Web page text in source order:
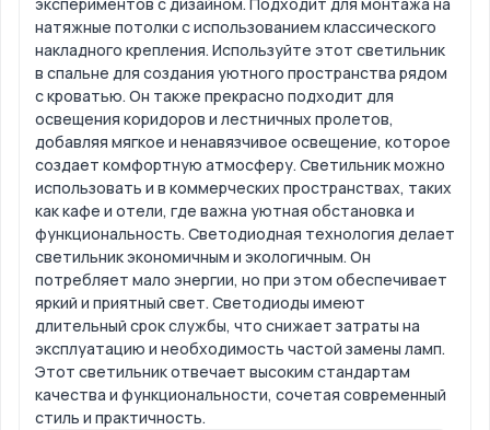
экспериментов с дизайном. Подходит для монтажа на
натяжные потолки с использованием классического
накладного крепления. Используйте этот светильник
в спальне для создания уютного пространства рядом
с кроватью. Он также прекрасно подходит для
освещения коридоров и лестничных пролетов,
добавляя мягкое и ненавязчивое освещение, которое
создает комфортную атмосферу. Светильник можно
использовать и в коммерческих пространствах, таких
как кафе и отели, где важна уютная обстановка и
функциональность. Светодиодная технология делает
светильник экономичным и экологичным. Он
потребляет мало энергии, но при этом обеспечивает
яркий и приятный свет. Светодиоды имеют
длительный срок службы, что снижает затраты на
эксплуатацию и необходимость частой замены ламп.
Этот светильник отвечает высоким стандартам
качества и функциональности, сочетая современный
стиль и практичность.